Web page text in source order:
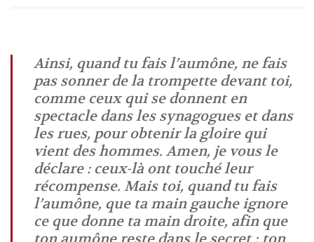
Ainsi, quand tu fais l’aumône, ne fais
pas sonner de la trompette devant toi,
comme ceux qui se donnent en
spectacle dans les synagogues et dans
les rues, pour obtenir la gloire qui
vient des hommes. Amen, je vous le
déclare : ceux-là ont touché leur
récompense. Mais toi, quand tu fais
l’aumône, que ta main gauche ignore
ce que donne ta main droite, afin que